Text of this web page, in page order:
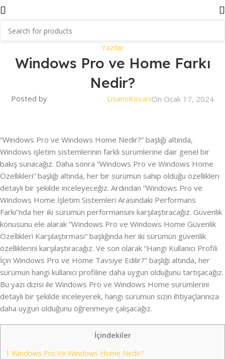
Yazılar
Windows Pro ve Home Farkı
Nedir?
Posted by LisansKovanıOn Ocak 17, 2024
“Windows Pro ve Windows Home Nedir?” başlığı altında,
Windows işletim sistemlerinin farklı sürümlerine dair genel bir
bakış sunacağız. Daha sonra “Windows Pro ve Windows Home
Özellikleri” başlığı altında, her bir sürümün sahip olduğu özellikleri
detaylı bir şekilde inceleyeceğiz. Ardından “Windows Pro ve
Windows Home İşletim Sistemleri Arasındaki Performans
Farkı”nda her iki sürümün performansını karşılaştıracağız. Güvenlik
konusunu ele alarak “Windows Pro ve Windows Home Güvenlik
Özellikleri Karşılaştırması” başlığında her iki sürümün güvenlik
özelliklerini karşılaştıracağız. Ve son olarak “Hangi Kullanıcı Profili
İçin Windows Pro ve Home Tavsiye Edilir?” başlığı altında, her
sürümün hangi kullanıcı profiline daha uygun olduğunu tartışacağız.
Bu yazı dizisi ile Windows Pro ve Windows Home sürümlerini
detaylı bir şekilde inceleyerek, hangi sürümün sizin ihtiyaçlarınıza
daha uygun olduğunu öğrenmeye çalışacağız.
İçindekiler
1 Windows Pro Ve Windows Home Nedir?